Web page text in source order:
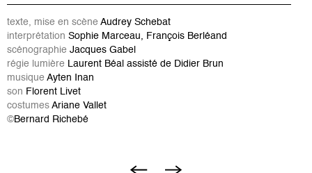
texte, mise en scène Audrey Schebat
interprétation Sophie Marceau, François Berléand
scénographie Jacques Gabel
régie lumière Laurent Béal assisté de Didier Brun
musique Ayten Inan
son Florent Livet
costumes Ariane Vallet
©Bernard Richebé